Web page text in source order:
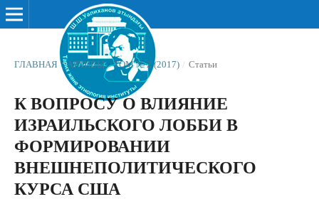
ГЛАВНАЯ / АРХИВЫ / ТОМ № 2 (2017) / Статьи
К ВОПРОСУ О ВЛИЯНИЕ
ИЗРАИЛЬСКОГО ЛОББИ В
ФОРМИРОВАНИИ
ВНЕШНЕПОЛИТИЧЕСКОГО
КУРСА США